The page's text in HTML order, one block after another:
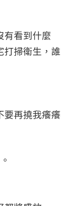
有看到什麼
打掃衛生，誰
要再撓我癢癢